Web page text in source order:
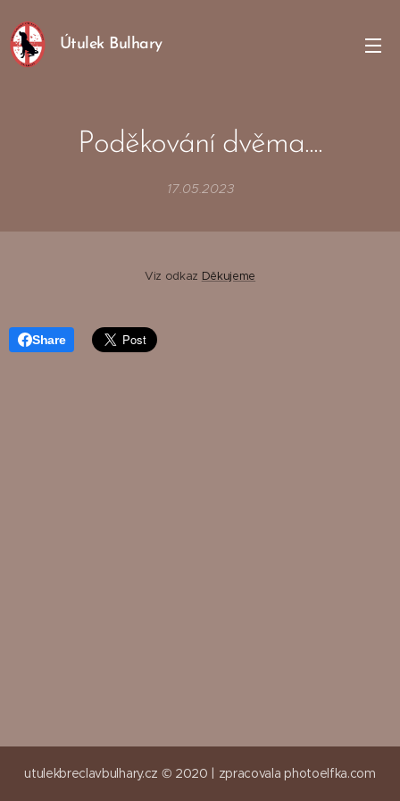
Útulek Bulhary
Poděkování dvěma....
17.05.2023
Viz odkaz Děkujeme
Share
utulekbreclavbulhary.cz © 2020 | zpracovala photoelfka.com